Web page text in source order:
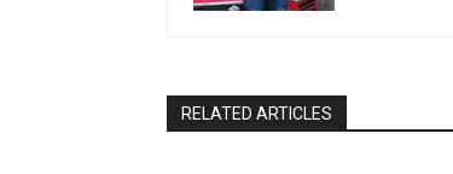
RELATED ARTICLES